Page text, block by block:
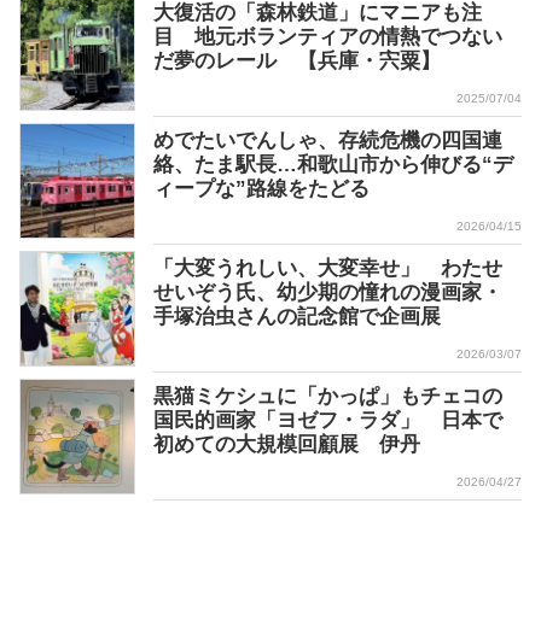
大復活の「森林鉄道」にマニアも注
目 地元ボランティアの情熱でつない
だ夢のレール 【兵庫・宍粟】
2025/07/04
めでたいでんしゃ、存続危機の四国連
絡、たま駅長…和歌山市から伸びる“デ
ィープな”路線をたどる
2026/04/15
「大変うれしい、大変幸せ」 わたせ
せいぞう氏、幼少期の憧れの漫画家・
手塚治虫さんの記念館で企画展
2026/03/07
黒猫ミケシュに「かっぱ」もチェコの
国民的画家「ヨゼフ・ラダ」 日本で
初めての大規模回顧展 伊丹
2026/04/27